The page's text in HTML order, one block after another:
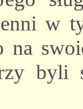
w
na
byli